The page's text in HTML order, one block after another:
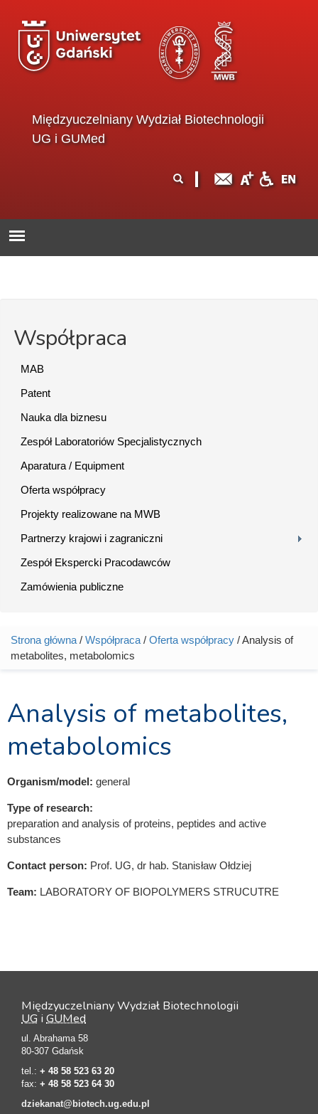
Międzyuczelniany Wydział Biotechnologii
UG i GUMed
wyszukiwania
Współpraca
MAB
Patent
Nauka dla biznesu
Zespół Laboratoriów Specjalistycznych
Aparatura / Equipment
Oferta współpracy
Projekty realizowane na MWB
Partnerzy krajowi i zagraniczni
Zespół Ekspercki Pracodawców
Zamówienia publiczne
Jesteś tutaj
Strona główna / Współpraca / Oferta współpracy / Analysis of
metabolites, metabolomics
Analysis of metabolites,
metabolomics
Organism/model: general
Type of research:
preparation and analysis of proteins, peptides and active
substances
Contact person: Prof. UG, dr hab. Stanisław Ołdziej
Team: LABORATORY OF BIOPOLYMERS STRUCUTRE
Międzyuczelniany Wydział Biotechnologii
UG i GUMed
ul. Abrahama 58
80-307 Gdańsk
tel.: + 48 58 523 63 20
fax: + 48 58 523 64 30
dziekanat@biotech.ug.edu.pl